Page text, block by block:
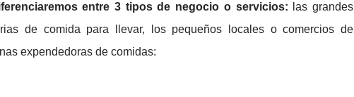
entre 3 tipos de negocio o servicios: las grandes
de comida para llevar, los pequeños locales o comercios de
expendedoras de comidas: